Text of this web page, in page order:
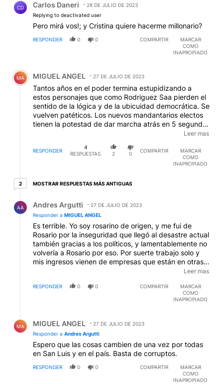
CD Carlos Daneri
28 DE JULIO DE 2023
Replying to deactivated user
Pero mirá vos!; y Cristina quiere hacerme millonario?
RESPONDER 0 0 COMPARTIR
MARCAR
COMO
INAPROPIADO
Comentario de MIGUEL ANGEL.
MA MIGUEL ANGEL 27 DE JULIO DE 2023
Tantos años en el poder termina estupidizando a
estos personajes que como Rodriguez Saa pierden el
sentido de la lógica y de la ubicuidad democrática. Se
vuelven patéticos. Los nuevos mandantarios electos
tienen la potestad de dar marcha atrás en 5 segundos
con todas aquellas decisiones que sean vergonzosas.
Punto y aparte. La gente lo entiende y los designados
más aun; que son parte de una truchada evidente.
Leer mas
RESPONDER
4
RESPUESTAS
2 0
COMPARTIR
MARCAR
COMO
INAPROPIADO
22 respuestas más antiguas
MOSTRAR RESPUESTAS MÁS ANTIGUAS
AA Andres Argutti
27 DE JULIO DE 2023
Responder a MIGUEL ANGEL
Es terrible. Yo soy rosarino de origen, y me fui de
Rosario por la inseguridad que llegó al desastre actual
también gracias a los políticos, y lamentablemente no
volvería a Rosario por eso. Por suerte trabajo solo y
mis ingresos vienen de empresas que están en otras
provincias o afuera, no dependo de ninguna manera
de acá en mi trabajo, creo que o me mato o cometo
un asesinato en masa. El peor legado del peronismo
la generación de pobreza material, ni nada de eso. En
casi toda Argentina, con todos los recursos que hay,
todo eso se podría revertir bastante rápido. Lo que no
se puede revertir es el daño mental, cultural, ético y
espiritual que genera el peronismo con sus prácticas.
Te aseguro que acá hay muchísima gente que no
Leer mas
RESPONDER 0 0 COMPARTIR
MARCAR
COMO
INAPROPIADO
MA MIGUEL ANGEL
27 DE JULIO DE 2023
Responder a Andres Argutti
Espero que las cosas cambien de una vez por todas
en San Luis y en el país. Basta de corruptos.
RESPONDER 0 0 COMPARTIR
MARCAR
COMO
INAPROPIADO